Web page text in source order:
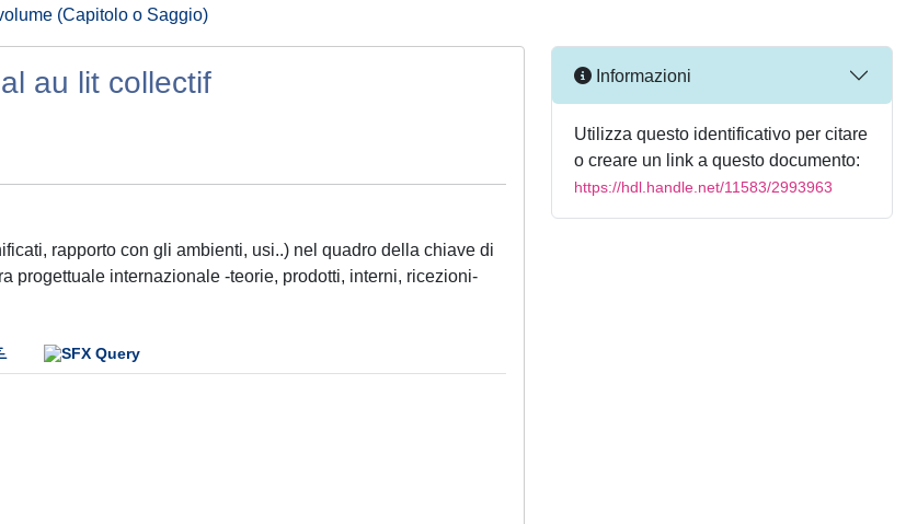
(Capitolo o Saggio)
au lit collectif
rapporto con gli ambienti, usi..) nel quadro della chiave di
progettuale internazionale -teorie, prodotti, interni, ricezioni-
Informazioni
Utilizza questo identificativo per citare
o creare un link a questo documento:
https://hdl.handle.net/11583/2993963